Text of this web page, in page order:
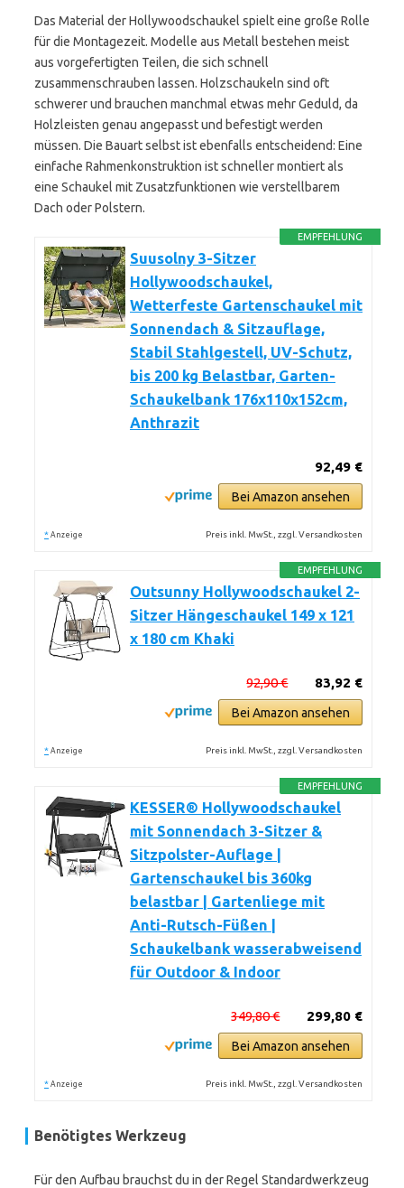
Das Material der Hollywoodschaukel spielt eine große Rolle
für die Montagezeit. Modelle aus Metall bestehen meist
aus vorgefertigten Teilen, die sich schnell
zusammenschrauben lassen. Holzschaukeln sind oft
schwerer und brauchen manchmal etwas mehr Geduld, da
Holzleisten genau angepasst und befestigt werden
müssen. Die Bauart selbst ist ebenfalls entscheidend: Eine
einfache Rahmenkonstruktion ist schneller montiert als
eine Schaukel mit Zusatzfunktionen wie verstellbarem
Dach oder Polstern.
EMPFEHLUNG
Suusolny 3-Sitzer
Hollywoodschaukel,
Wetterfeste Gartenschaukel mit
Sonnendach & Sitzauflage,
Stabil Stahlgestell, UV-Schutz,
bis 200 kg Belastbar, Garten-
Schaukelbank 176x110x152cm,
Anthrazit
92,49 €
Bei Amazon ansehen
* Anzeige Preis inkl. MwSt., zzgl. Versandkosten
EMPFEHLUNG
Outsunny Hollywoodschaukel 2-
Sitzer Hängeschaukel 149 x 121
x 180 cm Khaki
83,92 €
92,90 €
Bei Amazon ansehen
* Anzeige Preis inkl. MwSt., zzgl. Versandkosten
EMPFEHLUNG
KESSER® Hollywoodschaukel
mit Sonnendach 3-Sitzer &
Sitzpolster-Auflage |
Gartenschaukel bis 360kg
belastbar | Gartenliege mit
Anti-Rutsch-Füßen |
Schaukelbank wasserabweisend
für Outdoor & Indoor
299,80 €
349,80 €
Bei Amazon ansehen
* Anzeige Preis inkl. MwSt., zzgl. Versandkosten
Benötigtes Werkzeug
Für den Aufbau brauchst du in der Regel Standardwerkzeug